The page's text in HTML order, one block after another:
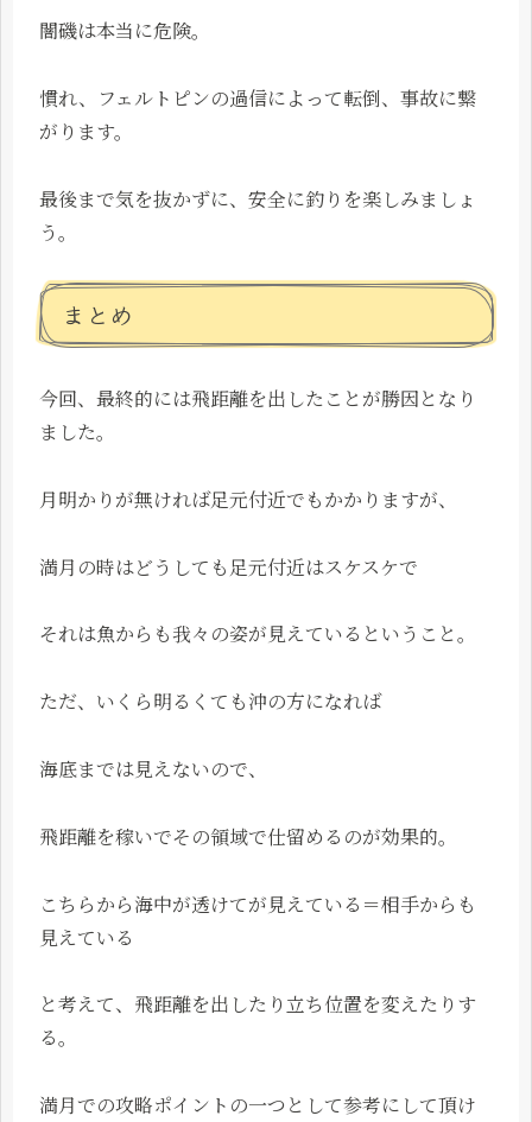
闇磯は本当に危険。
慣れ、フェルトピンの過信によって転倒、事故に繋
がります。
最後まで気を抜かずに、安全に釣りを楽しみましょ
う。
まとめ
今回、最終的には飛距離を出したことが勝因となり
ました。
月明かりが無ければ足元付近でもかかりますが、
満月の時はどうしても足元付近はスケスケで
それは魚からも我々の姿が見えているということ。
ただ、いくら明るくても沖の方になれば
海底までは見えないので、
飛距離を稼いでその領域で仕留めるのが効果的。
こちらから海中が透けてが見えている＝相手からも
見えている
と考えて、飛距離を出したり立ち位置を変えたりす
る。
満月での攻略ポイントの一つとして参考にして頂け